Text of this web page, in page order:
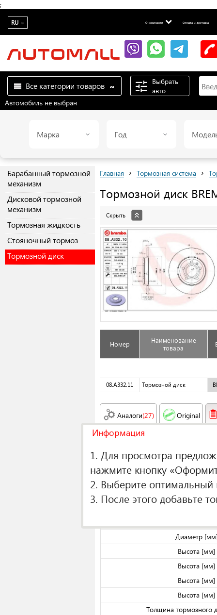
;
RU О компании Оплата и доставка
Все категории товаров
Выбрать
авто
Автомобиль не выбран
Марка Год
Барабанный тормозной
механизм
Дисковой тормозной
механизм
Тормозная жидкость
Cтояночный тормоз
Тормозной диск
Главная › Тормозная система ›
Тормозной диск
Скрыть
Номер
Наименование
товара
08.A332.11 Тормозной диск
Аналоги(27) Original
Кол-во в
Тип тормозного
Диаметр
Высота [мм]
Высота [мм]
Высота [мм]
Высота [мм]
Толщина тормозного
Информация
1. Для просмотра
нажмите кнопку
2. Выберите оптимальный
3. После этого добавьте